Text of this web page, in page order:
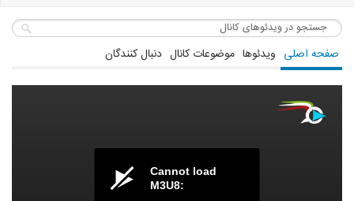
صفحه اصلی ویدئوها موضوعات کانال دنبال کنندگان
Cannot load
M3U8: